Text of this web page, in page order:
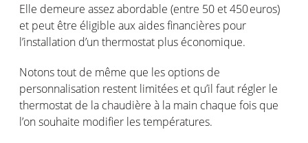
Elle demeure assezabordable (entre 50 et 450 euros)
et peut être éligible aux aidesfinancières pour
l’installation d’un thermostat plus économique.
Notonstout de même que les options de
personnalisation restent limitées et qu’il faut régler le
thermostat de la chaudière à la main chaque fois que
l’onsouhaite modifier lestempératures.